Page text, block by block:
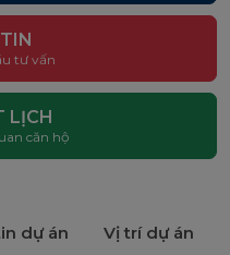
tư vấn
LỊCH
căn hộ
dự án Vị trí dự án